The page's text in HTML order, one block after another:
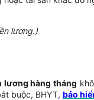
lương.)
lương hàng tháng
buộc, BHYT, bảo